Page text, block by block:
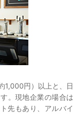
1,000円）以上と、日
。現地企業の場合は
先もあり、アルバイ